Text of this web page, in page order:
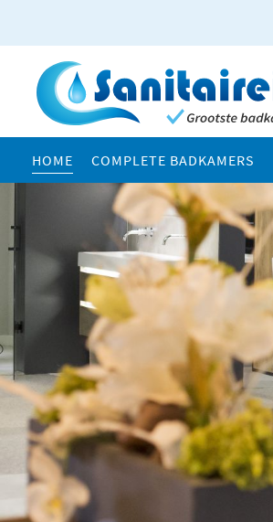
HOME COMPLETE BADKAMERS